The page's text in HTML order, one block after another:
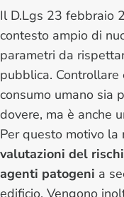
Il D.Lgs 23 febbraio
contesto ampio di
parametri da
pubblica.
consumo umano sia
dovere, ma è anche
Per questo motivo
valutazioni del
agenti patogeni a
edificio. Vengono